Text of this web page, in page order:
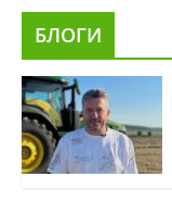
БЛОГИ